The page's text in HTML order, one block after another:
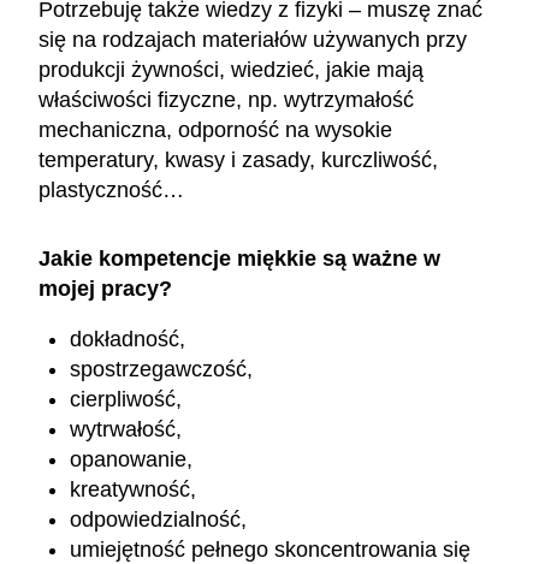
Potrzebuję także wiedzy z fizyki – muszę znać
się na rodzajach materiałów używanych przy
produkcji żywności, wiedzieć, jakie mają
właściwości fizyczne, np. wytrzymałość
mechaniczna, odporność na wysokie
temperatury, kwasy i zasady, kurczliwość,
plastyczność…
Jakie kompetencje miękkie są ważne w
mojej pracy?
dokładność,
spostrzegawczość,
cierpliwość,
wytrwałość,
opanowanie,
kreatywność,
odpowiedzialność,
umiejętność pełnego skoncentrowania się